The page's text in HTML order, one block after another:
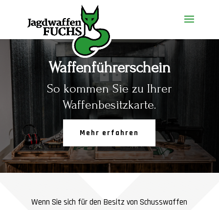
Waffenführerschein
So kommen Sie zu Ihrer
Waffenbesitzkarte.
Mehr erfahren
Wenn Sie sich für den Besitz von Schusswaffen